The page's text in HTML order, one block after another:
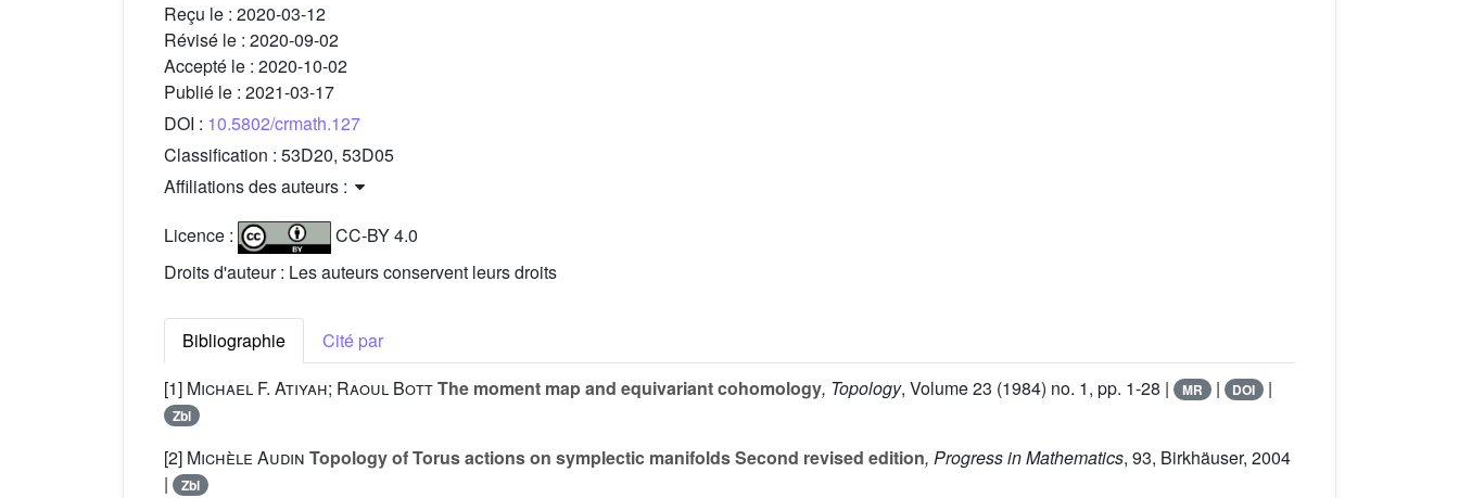
Reçu le : 2020-03-12
Révisé le : 2020-09-02
Accepté le : 2020-10-02
Publié le : 2021-03-17
DOI : 10.5802/crmath.127
Classification : 53D20, 53D05
Affiliations des auteurs :
Licence :
CC-BY 4.0
Droits d'auteur : Les auteurs conservent leurs droits
Bibliographie
Cité par
[1] Michael F. Atiyah; Raoul BottThe moment map and equivariant cohomology, Topology, Volume 23 (1984) no. 1, pp. 1-28 | MR | DOI |
Zbl
[2] Michèle Audin Topology of Torus actions on symplectic manifolds Second revised edition, Progress in Mathematics, 93, Birkhäuser, 2004
|
Zbl